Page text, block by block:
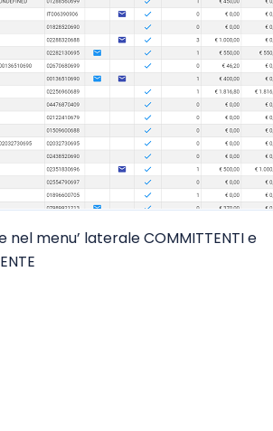
menu’ laterale COMMITTENTI e